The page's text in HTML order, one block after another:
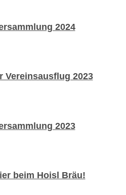
2024
Vereinsausflug 2023
2023
beim Hoisl Bräu!